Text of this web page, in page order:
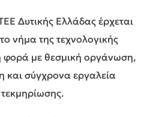
Δυτικής Ελλάδας έρχεται
νήμα της τεχνολογικής
φορά με θεσμική οργάνωση,
και σύγχρονα εργαλεία